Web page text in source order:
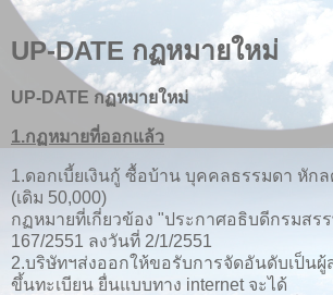
UP-DATE กฏหมายใหม่
UP-DATE กฏหมายใหม่
1.กฏหมายที่ออกแล้ว
1.ดอกเบี้ยเงินกู้ ซื้อบ้าน บุคคลธรรมดา หัก
(เดิม 50,000)
กฏหมายที่เกี่ยวข้อง "ประกาศอธิบดีกรมสร
167/2551 ลงวันที่ 2/1/2551
2.บริษัทฯส่งออกให้ขอรับการจัดอันดับเป็นผู้
ขึ้นทะเบียน ยื่นแบบทาง internet จะได้